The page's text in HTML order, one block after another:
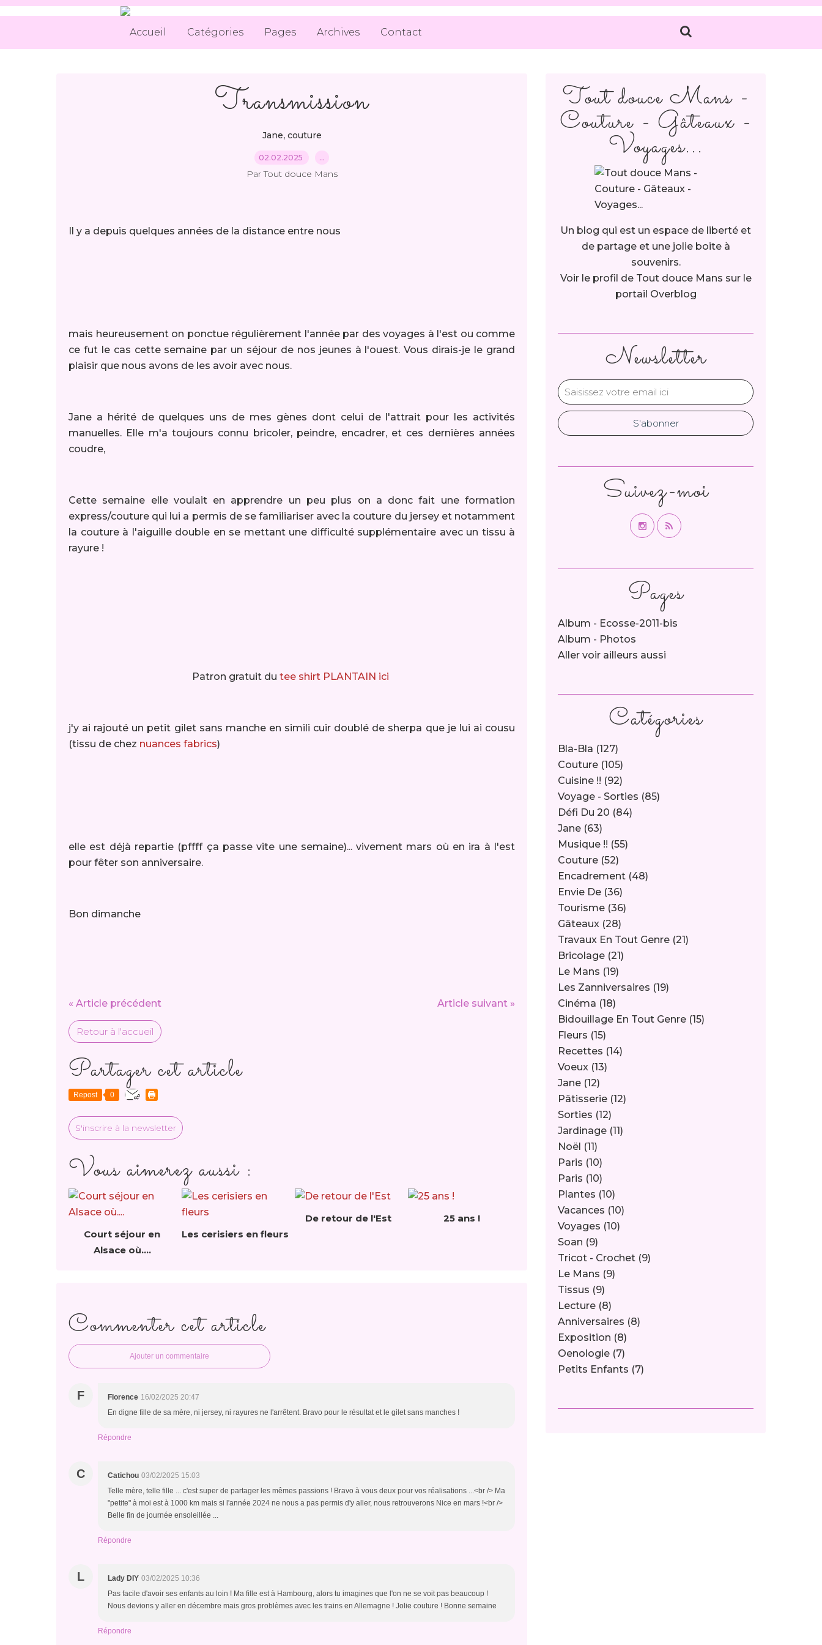
Accueil Catégories Pages Archives Contact
Transmission
Jane, couture
02.02.2025 …
Par Tout douce Mans
Il y a depuis quelques années de la distance entre nous
mais heureusement on ponctue régulièrement l'année par des voyages à l'est ou comme
ce fut le cas cette semaine par un séjour de nos jeunes à l'ouest. Vous dirais-je le grand
plaisir que nous avons de les avoir avec nous.
Jane a hérité de quelques uns de mes gènes dont celui de l'attrait pour les activités
manuelles. Elle m'a toujours connu bricoler, peindre, encadrer, et ces dernières années
coudre,
Cette semaine elle voulait en apprendre un peu plus on a donc fait une formation
express/couture qui lui a permis de se familiariser avec la couture du jersey et notamment
la couture à l'aiguille double en se mettant une difficulté supplémentaire avec un tissu à
rayure !
Patron gratuit du tee shirt PLANTAIN ici
j'y ai rajouté un petit gilet sans manche en simili cuir doublé de sherpa que je lui ai cousu
(tissu de chez nuances fabrics)
elle est déjà repartie (pffff ça passe vite une semaine)... vivement mars où en ira à l'est
pour fêter son anniversaire.
Bon dimanche
« Article précédent Article suivant »
Retour à l'accueil
Partager cet article
Repost 0
S'inscrire à la newsletter
Vous aimerez aussi :
Court séjour en
Alsace où....
Les cerisiers en fleurs
De retour de l'Est 25 ans !
Commenter cet article
Ajouter un commentaire
F Florence 16/02/2025 20:47
En digne fille de sa mère, ni jersey, ni rayures ne l'arrêtent. Bravo pour le résultat et le gilet sans manches !
Répondre
C Catichou 03/02/2025 15:03
Telle mère, telle fille ... c'est super de partager les mêmes passions ! Bravo à vous deux pour vos réalisations ...<br /> Ma
"petite" à moi est à 1000 km mais si l'année 2024 ne nous a pas permis d'y aller, nous retrouverons Nice en mars !<br />
Belle fin de journée ensoleillée ...
Répondre
L Lady DIY 03/02/2025 10:36
Pas facile d'avoir ses enfants au loin ! Ma fille est à Hambourg, alors tu imagines que l'on ne se voit pas beaucoup !
Nous devions y aller en décembre mais gros problèmes avec les trains en Allemagne ! Jolie couture ! Bonne semaine
Répondre
Newsletter
Catégories
Bla-Bla (127)
Couture (105)
Cuisine !! (92)
Voyage - Sorties (85)
Défi Du 20 (84)
Jane (63)
Musique !! (55)
Couture (52)
Encadrement (48)
Envie De (36)
Tourisme (36)
Gâteaux (28)
Travaux En Tout Genre (21)
Bricolage (21)
Le Mans (19)
Les Zanniversaires (19)
Cinéma (18)
Bidouillage En Tout Genre (15)
Fleurs (15)
Recettes (14)
Voeux (13)
Jane (12)
Pâtisserie (12)
Sorties (12)
Jardinage (11)
Noël (11)
Paris (10)
Paris (10)
Plantes (10)
Vacances (10)
Voyages (10)
Soan (9)
Tricot - Crochet (9)
Le Mans (9)
Tissus (9)
Lecture (8)
Anniversaires (8)
Exposition (8)
Oenologie (7)
Petits Enfants (7)
Pages
Album - Ecosse-2011-bis
Album - Photos
Aller voir ailleurs aussi
Tout douce Mans -
Couture - Gâteaux -
Voyages...
Un blog qui est un espace de liberté et
de partage et une jolie boite à
souvenirs.
Voir le profil de Tout douce Mans sur le
portail Overblog
Suivez-moi